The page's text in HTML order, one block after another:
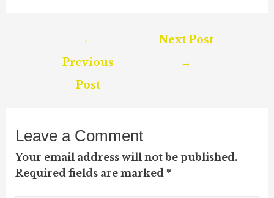
navigation
←
Previous
Post
Next Post
→
Leave a Comment
Your email address will not be published.
Required fields are marked*